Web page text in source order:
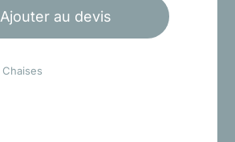
Chaise
Ajouter au devis
Chaises